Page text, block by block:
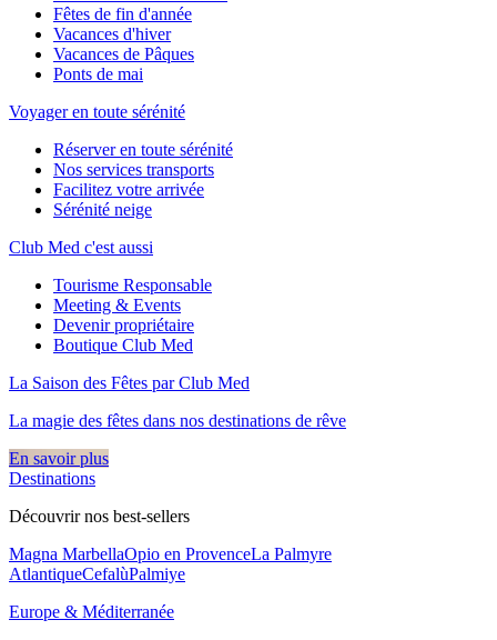
Fêtes de fin d'année
Vacances d'hiver
Vacances de Pâques
Ponts de mai
Voyager en toute sérénité
Réserver en toute sérénité
Nos services transports
Facilitez votre arrivée
Sérénité neige
Club Med c'est aussi
Tourisme Responsable
Meeting & Events
Devenir propriétaire
Boutique Club Med
La Saison des Fêtes par Club Med
La magie des fêtes dans nos destinations de rêve​
En savoir plus
Destinations
Découvrir nos best-sellers
Magna MarbellaOpio en ProvenceLa Palmyre
AtlantiqueCefalùPalmiye
Europe & Méditerranée